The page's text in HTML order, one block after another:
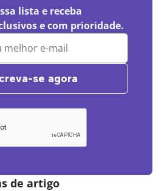
lista e receba
e com prioridade.
se agora
de artigo